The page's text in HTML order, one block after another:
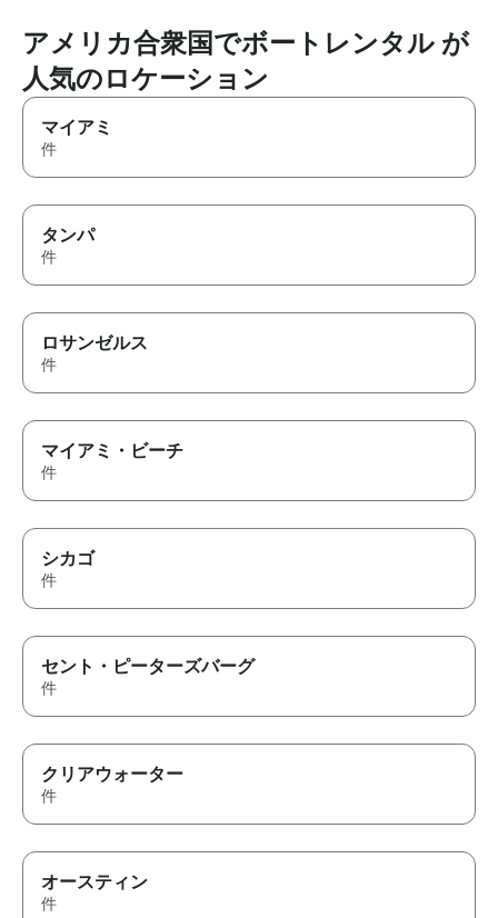
another boat
アメリカ合衆国でボートレンタル が
人気のロケーション
マイアミ
件
タンパ
件
ロサンゼルス
件
マイアミ・ビーチ
件
シカゴ
件
セント・ピーターズバーグ
件
クリアウォーター
件
オースティン
件